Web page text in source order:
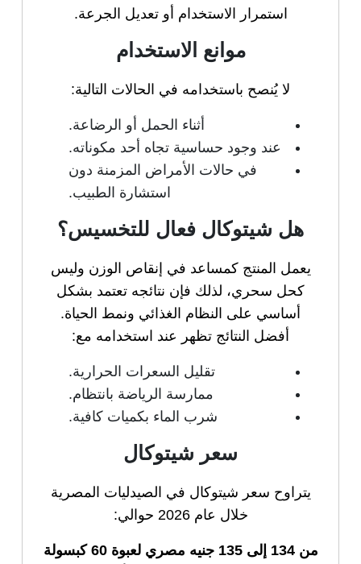
استمرار الاستخدام أو تعديل الجرعة.
موانع الاستخدام
لا يُنصح باستخدامه في الحالات التالية:
أثناء الحمل أو الرضاعة.
عند وجود حساسية تجاه أحد مكوناته.
في حالات الأمراض المزمنة دون
استشارة الطبيب.
هل شيتوكال فعال للتخسيس؟
يعمل المنتج كمساعد في إنقاص الوزن وليس
كحل سحري، لذلك فإن نتائجه تعتمد بشكل
أساسي على النظام الغذائي ونمط الحياة.
أفضل النتائج تظهر عند استخدامه مع:
تقليل السعرات الحرارية.
ممارسة الرياضة بانتظام.
شرب الماء بكميات كافية.
سعر شيتوكال
يتراوح سعر شيتوكال في الصيدليات المصرية
خلال عام 2026 حوالي:
من 134 إلى 135 جنيه مصري لعبوة 60 كبسولة